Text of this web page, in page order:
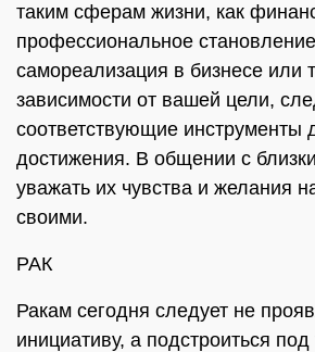
таким сферам жизни, как
профессиональное
самореализация в бизнесе или
зависимости от вашей цели,
соответствующие инструменты
достижения. В общении с
уважать их чувства и желания
своими.
РАК
Ракам сегодня следует не
инициативу, а подстроиться